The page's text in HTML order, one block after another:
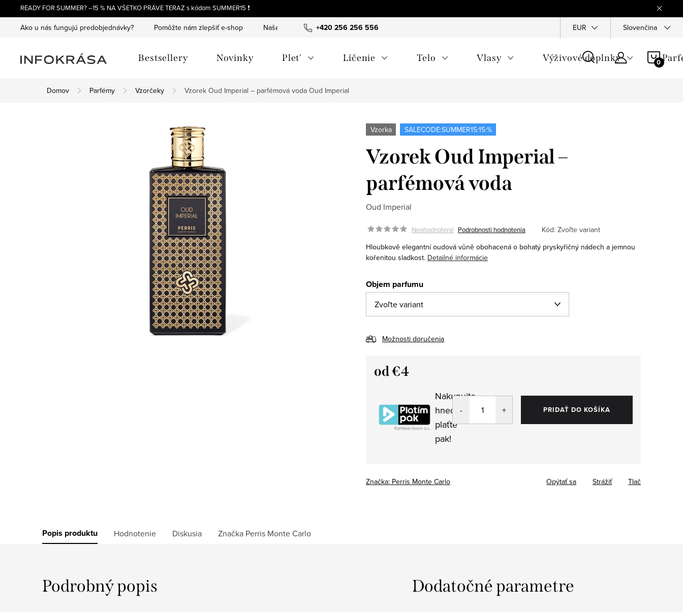
na
obsah
READY FOR SUMMER? –15 % NA VŠETKO PRÁVE TERAZ s kódom SUMMER15 ❗
+420 256 256 556
Ako u nás fungujú predobjednávky? Pomôžte nám zlepšiť e-shop Naše tipy a príbehy O nás Ochrana osobních údajů Všeobecné
EUR Slovenčina
Bestsellery Novinky Plet' Líčenie Telo Vlasy Výživové doplnky
Domov Parfémy Vzorčeky Vzorek Oud Imperial – parfémová voda Oud Imperial
Vzorka SALECODE:SUMMER15:15:%
Vzorek Oud Imperial –
parfémová voda
Oud Imperial
Neohodnotené Podrobnosti hodnotenia Kód: Zvoľte variant
Hloubkově elegantní oudová vůně obohacená o bohatý pryskyřičný nádech a jemnou
kořenitou sladkost. Detailné informácie
Objem parfumu
Možnosti doručenia
od€4
Nakupujte
hned,
plaťte
pak!
PRIDAŤ DO KOŠÍKA
Značka: Perris Monte Carlo Tlač
Opýtať sa Strážiť
Popis produktu Hodnotenie Diskusia Značka Perris Monte Carlo
Podrobný popis Dodatočné parametre